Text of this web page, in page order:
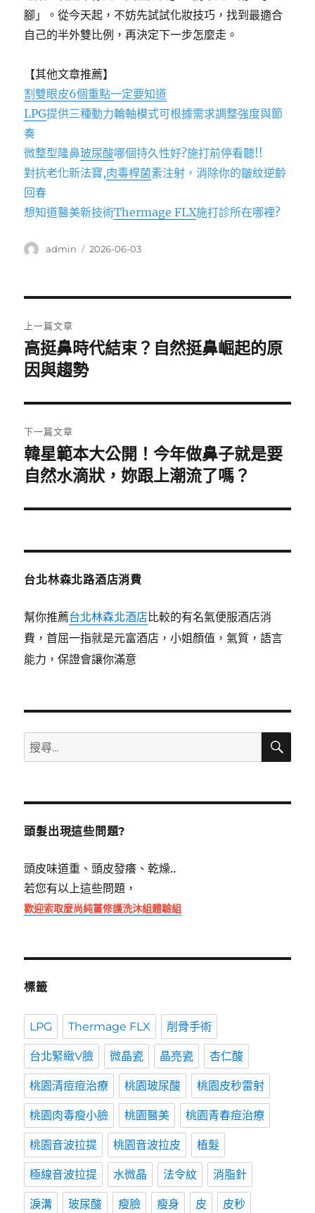
腳」。從今天起，不妨先試試化妝技巧，找到最適合
自己的半外雙比例，再決定下一步怎麼走。
【其他文章推薦】
割雙眼皮6個重點一定要知道
LPG提供三種動力輪軸模式可根據需求調整強度與節
奏
微整型隆鼻玻尿酸哪個持久性好?施打前停看聽!!
對抗老化新法寶,肉毒桿菌素注射，消除你的皺紋逆齡
回春
想知道醫美新技術Thermage FLX施打診所在哪裡?
作
admin
發
2026-06-03
章
導
覽
上一篇文章
上
一
文
章:
高挺鼻時代結束？自然挺鼻崛起的原
因與趨勢
下一篇文章
下
一
文
韓星範本大公開！今年做鼻子就是要
自然水滴狀，妳跟上潮流了嗎？
台北林森北路酒店消費
幫你推薦台北林森北酒店比較的有名氣便服酒店消
費，首屈一指就是元富酒店，小姐顏值，氣質，語言
能力，保證會讓你滿意
搜
尋
鍵
搜
頭髮出現這些問題?
頭皮味道重、頭皮發癢、乾燥..
若您有以上這些問題，
歡迎索取麼尚純薑修護洗沐組體驗組
標籤
LPG Thermage FLX 削骨手術
台北緊緻V臉 微晶瓷 晶亮瓷 杏仁酸
桃園清痘痘治療 桃園玻尿酸 桃園皮秒雷射
桃園肉毒瘦小臉 桃園醫美 桃園青春痘治療
桃園音波拉提 桃園音波拉皮 植髮
極線音波拉提 水微晶 法令紋 消脂針
淚溝 玻尿酸 瘦臉 瘦身 皮 皮秒